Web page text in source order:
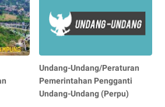
Undang-Undang/Peraturan
Pemerintahan Pengganti
Undang-Undang (Perpu)